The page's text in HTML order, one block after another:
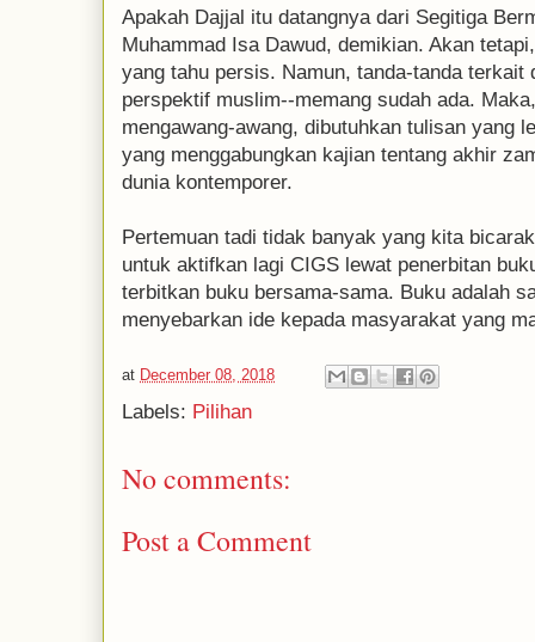
Apakah Dajjal itu datangnya dari Segitiga
Muhammad Isa Dawud, demikian. Akan
yang tahu persis. Namun, tanda-tanda terkait
perspektif muslim--memang sudah ada.
mengawang-awang, dibutuhkan tulisan yang
yang menggabungkan kajian tentang akhir
dunia kontemporer.
Pertemuan tadi tidak banyak yang kita
untuk aktifkan lagi CIGS lewat penerbitan
terbitkan buku bersama-sama. Buku adalah
menyebarkan ide kepada masyarakat yang
at December 08, 2018
Labels: Pilihan
No comments:
Post a Comment